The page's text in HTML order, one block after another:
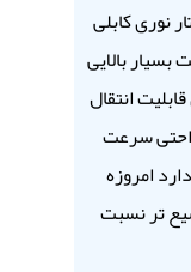
نوری کابلی
بالایی
انتقال
سرعت
را دارد امروزه
تر نسبت